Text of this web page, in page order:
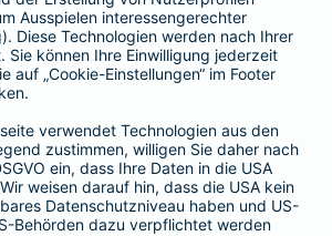
Tierversicherungen
Haftpflichtversicherung
Hausratversicherung
Adresse ändern
Schaden melden
Kilometerstandsmeldung
Serviceübersicht